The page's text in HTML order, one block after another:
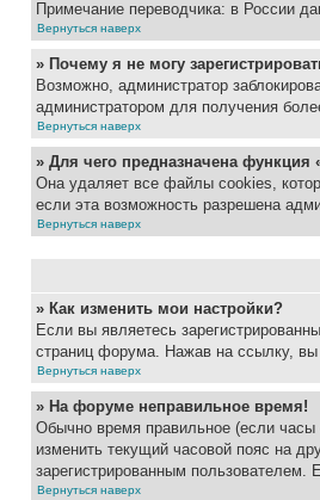
Примечание переводчика: в России
Вернуться наверх
» Почему я не могу
Возможно, администратор
администратором для получения
Вернуться наверх
» Для чего предназначена функция
Она удаляет все файлы cookies,
если эта возможность разрешена
Вернуться наверх
» Как изменить мои настройки?
Если вы являетесь
страниц форума. Нажав на ссылку, вы
Вернуться наверх
» На форуме неправильное время!
Обычно время правильное (если
изменить текущий часовой пояс на
зарегистрированным
Вернуться наверх